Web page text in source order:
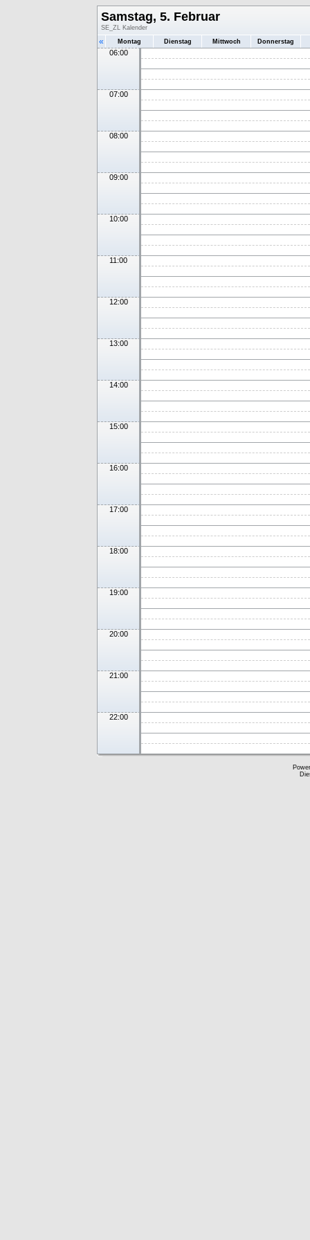
Samstag, 5. Februar
SE_ZL Kalender
« Montag Dienstag Mittwoch Donnerstag
06:00
07:00
08:00
09:00
10:00
11:00
12:00
13:00
14:00
15:00
16:00
17:00
18:00
19:00
20:00
21:00
22:00